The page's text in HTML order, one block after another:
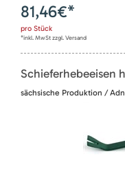
81,46€*
pro Stück
*inkl. MwSt zzgl. Versand
Schieferhebeeisen
sächsische Produktion /